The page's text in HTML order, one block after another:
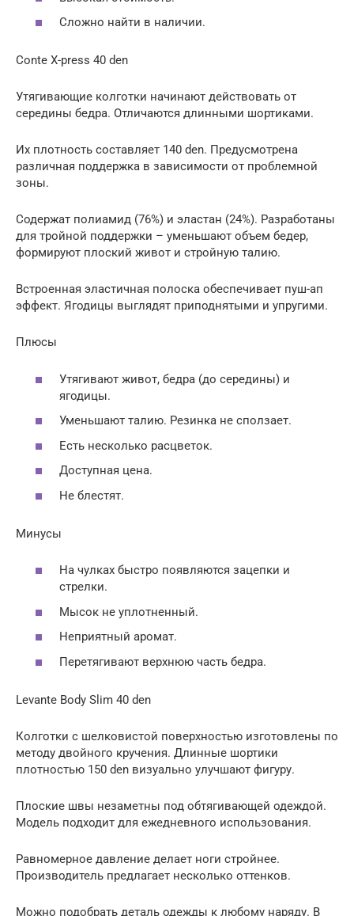
Сложно найти в наличии.
Conte X-press 40 den
Утягивающие колготки начинают действовать от
середины бедра. Отличаются длинными шортиками.
Их плотность составляет 140 den. Предусмотрена
различная поддержка в зависимости от проблемной
зоны.
Содержат полиамид (76%) и эластан (24%). Разработаны
для тройной поддержки – уменьшают объем бедер,
формируют плоский живот и стройную талию.
Встроенная эластичная полоска обеспечивает пуш-ап
эффект. Ягодицы выглядят приподнятыми и упругими.
Плюсы
Утягивают живот, бедра (до середины) и
ягодицы.
Уменьшают талию. Резинка не сползает.
Есть несколько расцветок.
Доступная цена.
Не блестят.
Минусы
На чулках быстро появляются зацепки и
стрелки.
Мысок не уплотненный.
Неприятный аромат.
Перетягивают верхнюю часть бедра.
Levante Body Slim 40 den
Колготки с шелковистой поверхностью изготовлены по
методу двойного кручения. Длинные шортики
плотностью 150 den визуально улучшают фигуру.
Плоские швы незаметны под обтягивающей одеждой.
Модель подходит для ежедневного использования.
Равномерное давление делает ноги стройнее.
Производитель предлагает несколько оттенков.
Можно подобрать деталь одежды к любому наряду. В